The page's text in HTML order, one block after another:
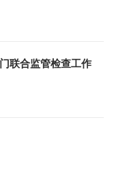
联合监管检查工作